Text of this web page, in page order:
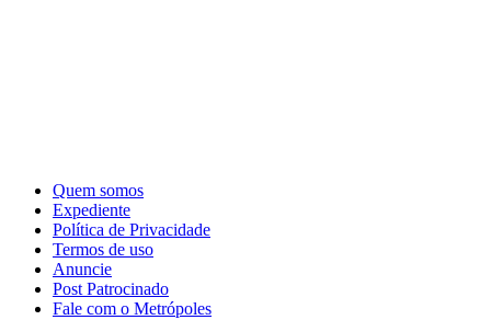
Quem somos
Expediente
Política de Privacidade
Termos de uso
Anuncie
Post Patrocinado
Fale com o Metrópoles